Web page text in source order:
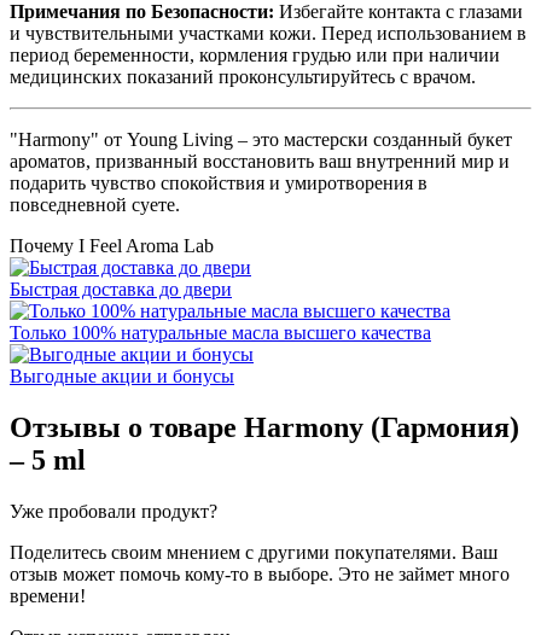
Примечания по Безопасности: Избегайте контакта с глазами
и чувствительными участками кожи. Перед использованием в
период беременности, кормления грудью или при наличии
медицинских показаний проконсультируйтесь с врачом.
"Harmony" от Young Living – это мастерски созданный букет
ароматов, призванный восстановить ваш внутренний мир и
подарить чувство спокойствия и умиротворения в
повседневной суете.
Почему I Feel Aroma Lab
Быстрая доставка до двери
Только 100% натуральные масла высшего качества
Выгодные акции и бонусы
Отзывы о товаре Harmony (Гармония)
– 5 ml
Уже пробовали продукт?
Поделитесь своим мнением с другими покупателями. Ваш
отзыв может помочь кому-то в выборе. Это не займет много
времени!